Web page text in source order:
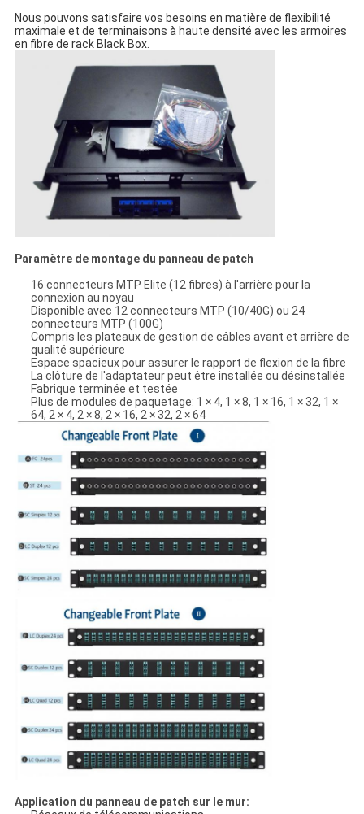
Nous pouvons satisfaire vos besoins en matière de flexibilité
maximale et de terminaisons à haute densité avec les armoires
en fibre de rack Black Box.
Paramètre de montage du panneau de patch
16 connecteurs MTP Elite (12 fibres) à l'arrière pour la
connexion au noyau
Disponible avec 12 connecteurs MTP (10/40G) ou 24
connecteurs MTP (100G)
Compris les plateaux de gestion de câbles avant et arrière de
qualité supérieure
Espace spacieux pour assurer le rapport de flexion de la fibre
La clôture de l'adaptateur peut être installée ou désinstallée
Fabrique terminée et testée
Plus de modules de paquetage: 1 × 4, 1 × 8, 1 × 16, 1 × 32, 1 ×
64, 2 × 4, 2 × 8, 2 × 16, 2 × 32, 2 × 64
Application du panneau de patch sur le mur: